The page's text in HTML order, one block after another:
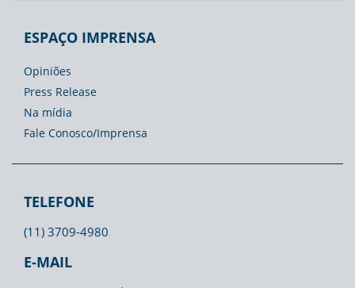
ESPAÇO IMPRENSA
Opiniões
Press Release
Na mídia
Fale Conosco/Imprensa
TELEFONE
(11) 3709-4980
E-MAIL